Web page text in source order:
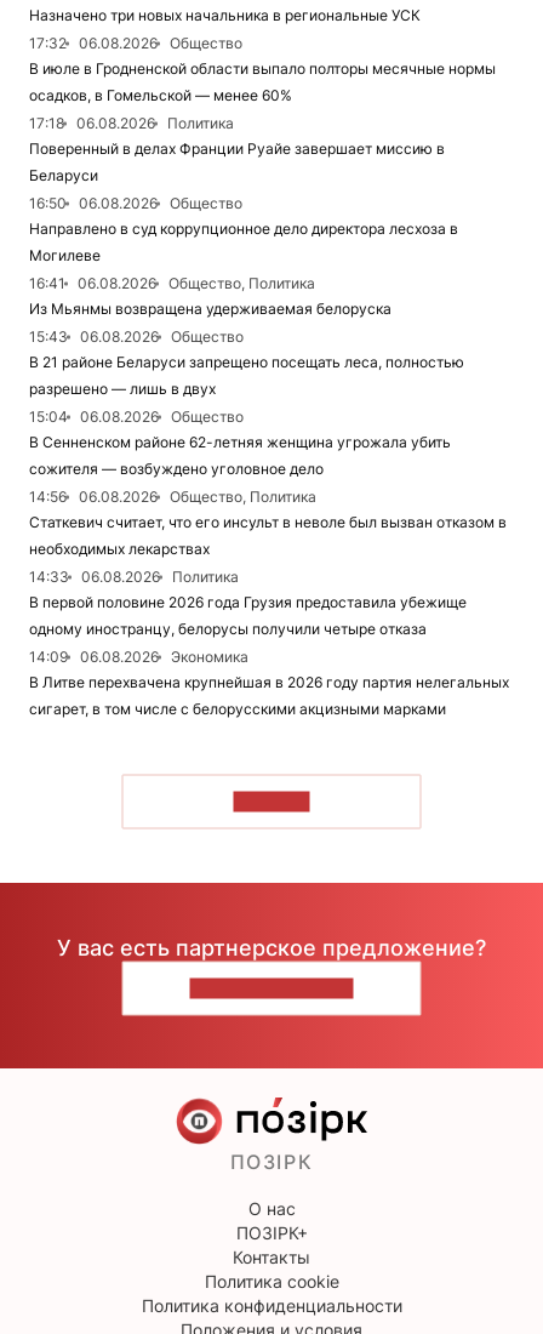
Назначено три новых начальника в региональные УСК
17:32
06.08.2026
Общество
В июле в Гродненской области выпало полторы месячные нормы
осадков, в Гомельской — менее 60%
17:18
06.08.2026
Политика
Поверенный в делах Франции Руайе завершает миссию в
Беларуси
16:50
06.08.2026
Общество
Направлено в суд коррупционное дело директора лесхоза в
Могилеве
16:41
06.08.2026
Общество, Политика
Из Мьянмы возвращена удерживаемая белоруска
15:43
06.08.2026
Общество
В 21 районе Беларуси запрещено посещать леса, полностью
разрешено — лишь в двух
15:04
06.08.2026
Общество
В Сенненском районе 62-летняя женщина угрожала убить
сожителя — возбуждено уголовное дело
14:56
06.08.2026
Общество, Политика
Статкевич считает, что его инсульт в неволе был вызван отказом в
необходимых лекарствах
14:33
06.08.2026
Политика
В первой половине 2026 года Грузия предоставила убежище
одному иностранцу, белорусы получили четыре отказа
14:09
06.08.2026
Экономика
В Литве перехвачена крупнейшая в 2026 году партия нелегальных
сигарет, в том числе с белорусскими акцизными марками
У вас есть партнерское предложение?
ПОЗІРК
О нас
ПОЗІРК+
Контакты
Политика cookie
Политика конфиденциальности
Положения и условия